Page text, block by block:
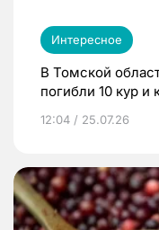
Интересное
В Томской
погибли 10 кур и
12:04 / 25.07.26